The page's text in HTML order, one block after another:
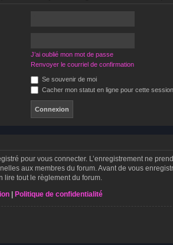
J’ai oublié mon mot de passe
Renvoyer le courriel de confirmation
Se souvenir de moi
Cacher mon statut en ligne pour cette session
pour vous connecter. L’enregistrement ne
aux membres du forum. Avant de vous
lire tout le règlement du forum.
| Politique de confidentialité